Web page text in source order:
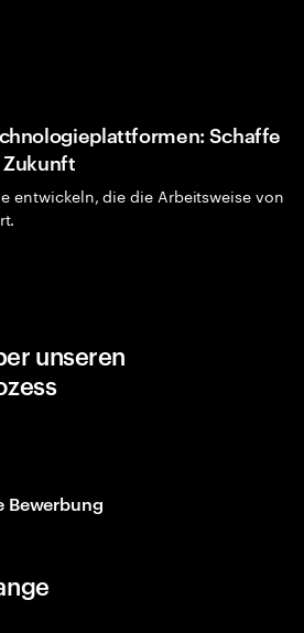
Schaffe
entwickeln, die die Arbeitsweise von
unseren
Bewerbung